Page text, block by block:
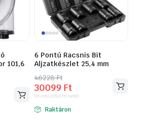
101,6
6 Pontú Racsnis Bit
Aljzatkészlet 25,4 mm
46228Ft
Original
price
was:
46228 Ft.
30099 Ft
Current
price
is:
30099 Ft.
(bruttó)23700 Ft(nettó)
Raktáron